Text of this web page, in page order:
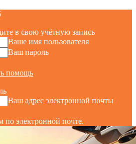
в свою учётную запись
Ваше имя пользователя
Ваш пароль
помощь
Ваш адрес электронной почты
по электронной почте.